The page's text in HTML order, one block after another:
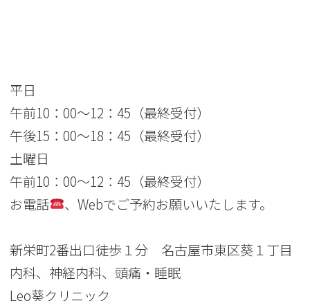
平日
午前10：00～12：45（最終受付）
午後15：00～18：45（最終受付）
土曜日
午前10：00～12：45（最終受付）
お電話
、Webでご予約お願いいたします。
新栄町2番出口徒歩１分 名古屋市東区葵１丁目
内科、神経内科、頭痛・睡眠
Leo葵クリニック